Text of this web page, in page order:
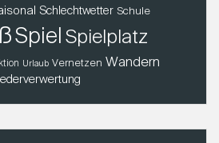
Schlechtwetter Schule
Spiel Spielplatz
Urlaub Vernetzen Wandern